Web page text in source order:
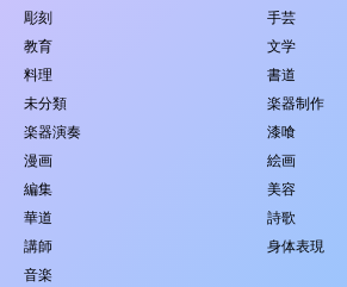
彫刻
手芸
教育
文学
料理
書道
未分類
楽器制作
楽器演奏
漆喰
漫画
絵画
編集
美容
華道
詩歌
講師
身体表現
音楽